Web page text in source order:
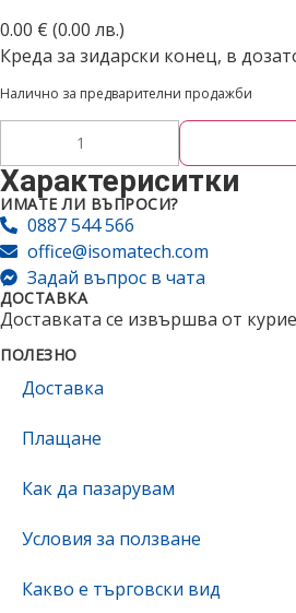
0.00 € (0.00 лв.)
Креда за зидарски конец, в
Налично за предварителни продажби
Характериситки
ИМАТЕ ЛИ ВЪПРОСИ?
0887 544 566
office@isomatech.com
Задай въпрос в чата
ДОСТАВКА
Доставката се извършва от
ПОЛЕЗНО
Доставка
Плащане
Как да пазарувам
Условия за ползване
Какво е търговски вид